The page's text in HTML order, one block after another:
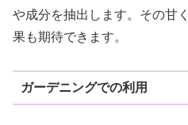
や成分を抽出します。その甘
果も期待できます。
ガーデニングでの利用